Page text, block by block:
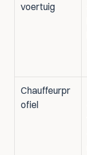
voertuig
Chauffeurpr
ofiel